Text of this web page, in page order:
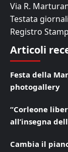
Via R.
Testata
Registro
Articoli
Festa della
photogallery
“Corleone
all’insegna
Cambia il